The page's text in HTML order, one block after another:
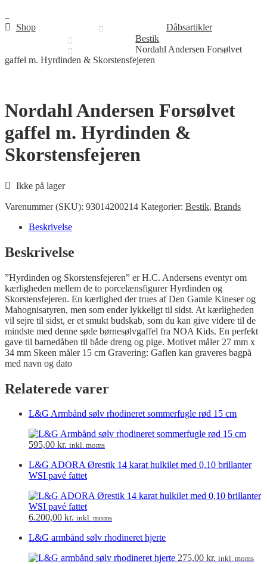
Shop
Dåbsartikler
Bestik
Nordahl Andersen Forsølvet
gaffel m. Hyrdinden & Skorstensfejeren
Nordahl Andersen Forsølvet
gaffel m. Hyrdinden &
Skorstensfejeren
Ikke på lager
Varenummer (SKU): 93014200214 Kategorier: Bestik, Brands
Beskrivelse
Beskrivelse
”Hyrdinden og Skorstensfejeren” er H.C. Andersens eventyr om
kærligheden mellem de to porcelænsfigurer Hyrdinden og
Skorstensfejeren. En kærlighed der trues af Den Gamle Kineser og
Mahognisatyren, men som ender lykkeligt til sidst. At kærligheden
vil sejre til sidst, er et smukt budskab, som du kan give videre til de
mindste med denne søde børnesølvgaffel fra NOA Kids. En perfekt
gave til barnedåben til både dreng og pige. Motivet måler 27 mm x
34 mm Skeen måler 15 cm Gravering: Gaflen kan graveres bagpå
med navn og dato
Relaterede varer
L&G Armbånd sølv rhodineret sommerfugle rød 15 cm
595,00 kr. inkl. moms
L&G ADORA Ørestik 14 karat hulkilet med 0,10 brillanter
WSI pavé fattet
6.200,00 kr. inkl. moms
L&G armbånd sølv rhodineret hjerte
275,00 kr. inkl. moms